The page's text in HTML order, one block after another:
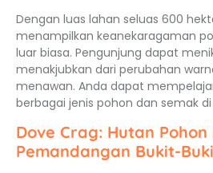
Dengan luas lahan seluas 600
menampilkan keanekaragaman
luar biasa. Pengunjung dapat
menakjubkan dari perubahan
menawan. Anda dapat
berbagai jenis pohon dan semak di
Dove Crag: Hutan Pohon
Pemandangan Bukit-